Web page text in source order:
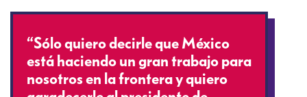
“Sólo quiero decirle que México
está haciendo un gran trabajo para
nosotros en la frontera y quiero